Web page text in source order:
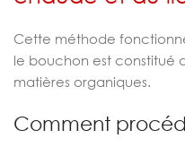
Cette méthode
le bouchon est constitué
matières organiques.
Comment